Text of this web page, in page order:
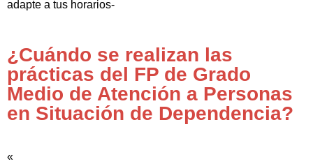
adapte a tus horarios-
¿Cuándo se realizan las
prácticas del FP de Grado
Medio de Atención a Personas
en Situación de Dependencia?
«